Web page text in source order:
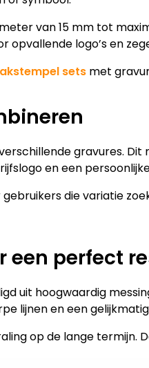
van 15 mm tot
logo’s en
sets met
gravures.
en een
die variatie
een perfect
uit hoogwaardig
lijnen en een
op de lange termijn.